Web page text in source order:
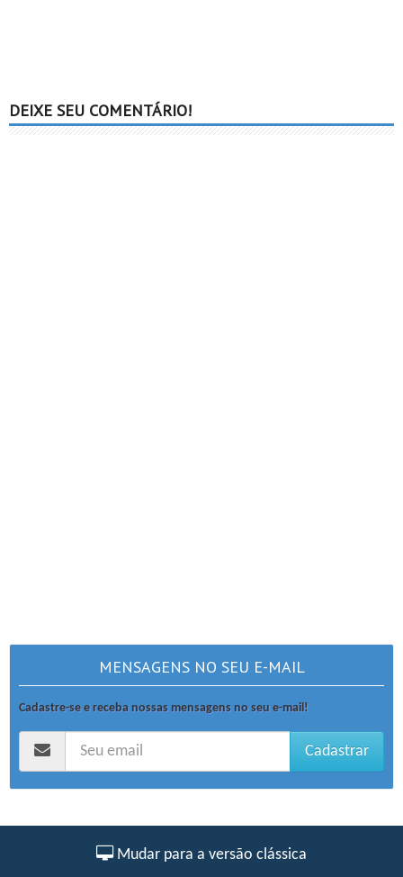
DEIXE SEU COMENTÁRIO!
MENSAGENS NO SEU E-MAIL
Cadastre-se e receba nossas mensagens no seu e-mail!
Cadastrar
Mudar para a versão clássica